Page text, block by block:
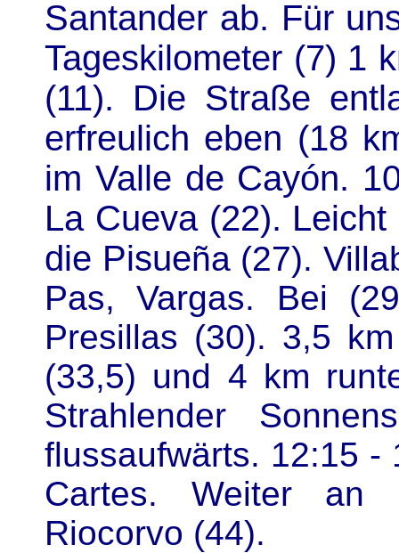
Santander ab. Für
Tageskilometer (7) 1
(11). Die Straße
erfreulich eben (18
im Valle de Cayón.
La Cueva (22).
die Pisueña (27).
Pas, Vargas. Bei
Presillas (30). 3,5
(33,5) und 4 km
Strahlender
flussaufwärts. 12:15 -
Cartes. Weiter an
Riocorvo (44).